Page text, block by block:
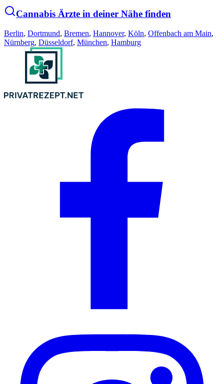
Cannabis Ärzte in deiner Nähe finden
Berlin, Dortmund, Bremen, Hannover, Köln, Offenbach am Main,
Nürnberg, Düsseldorf, München, Hamburg